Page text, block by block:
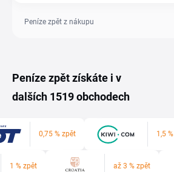
Peníze zpět z nákupu
Peníze zpět získáte i v
dalších 1519 obchodech
0,75 % zpět 1,5
1 % zpět až 3 % zpět